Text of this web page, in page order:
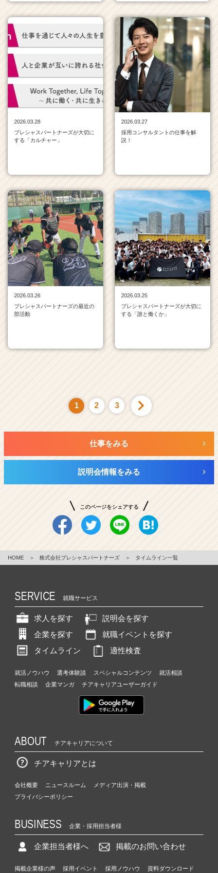
2026.03.28
プレシャスパートナーズが大切に
する「カルチャー」
2026.03.27
採用コンサルタントの仕事を解
説！
2026.03.26
プレシャスパートナーズの最近の
部活動
2026.03.25
プレシャスパートナーズが大切に
する「誰と働くか」
1 2 3
仕事をみる
説明会情報をみる
このページをシェアする
HOME ＞ 株式会社プレシャスパートナーズ ＞ タイムライン一覧
SERVICE 就職サービス
求人を探す
説明会を探す
企業を探す
就職イベントを探す
タイムライン
適性検査
就活ノウハウ 選考体験談 スペシャルコンテンツ
就活相談
転職相談
企業マンガ チアキャリアユーザーガイド
ABOUT チアキャリアについて
チアキャリアとは
会社概要 ニュースルーム
メディア出演・掲載
プライバシーポリシー
BUSINESS 企業・採用担当者様
企業担当者様へ 掲載のお問い合わせ
掲載企業様の声 採用イベント 採用ノウハウ 資料ダウンロード